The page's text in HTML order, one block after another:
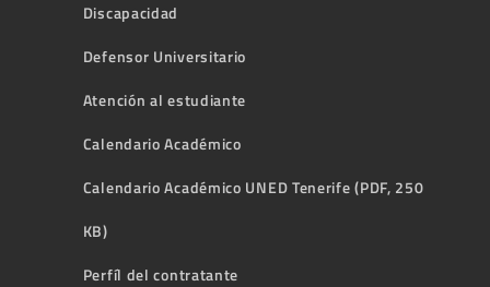
Discapacidad
Defensor Universitario
Atención al estudiante
Calendario Académico
Calendario Académico UNED Tenerife (PDF, 250
KB)
Perfíl del contratante